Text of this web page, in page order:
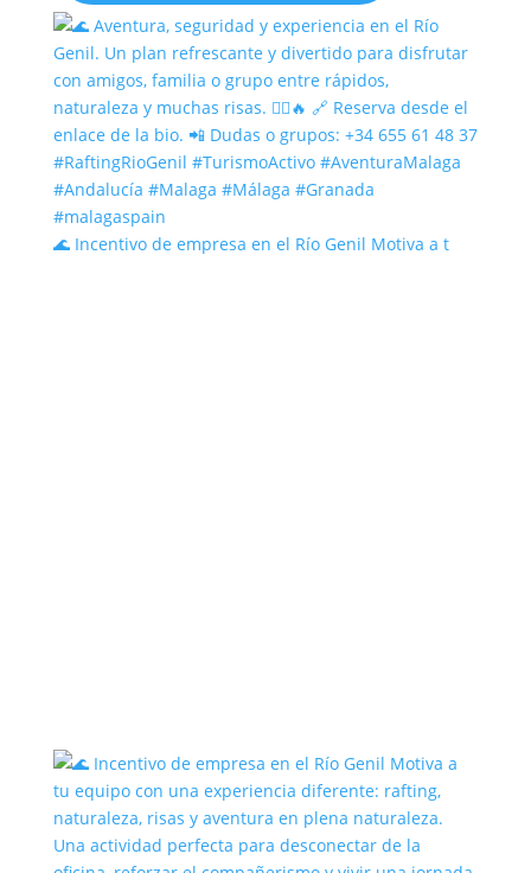
🌊 Incentivo de empresa en el Río Genil Motiva a t